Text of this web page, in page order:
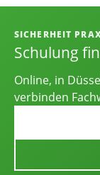
SICHERHEIT
Schulung
Online, in
verbinden